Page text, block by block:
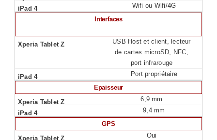
Wifi ou Wifi/4G
Interfaces
USB Host et client, lecteur
de cartes microSD, NFC,
port infrarouge
Port propriétaire
Epaisseur
6,9 mm
9,4 mm
GPS
Oui